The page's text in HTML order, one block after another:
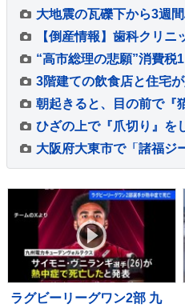
ラグビーリーグワン2部 九